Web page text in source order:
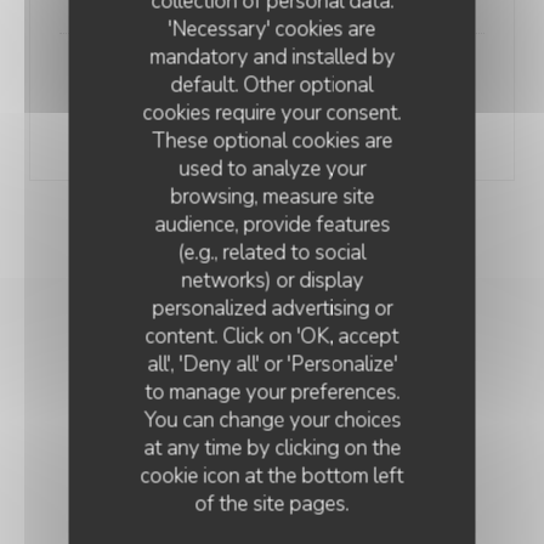
'Necessary' cookies are
mandatory and installed by
default. Other optional
cookies require your consent.
These optional cookies are
used to analyze your
browsing, measure site
audience, provide features
(e.g., related to social
networks) or display
personalized advertising or
content. Click on 'OK, accept
all', 'Deny all' or 'Personalize'
to manage your preferences.
You can change your choices
at any time by clicking on the
cookie icon at the bottom left
of the site pages.
Brioche pain perdu
Caramel beurre salé à la crème d’Isigny
8,00 EUR
pensez à réserver
MENU DU JOUR
plat du jour 15 €
15,00 EUR
L'ARDOISE